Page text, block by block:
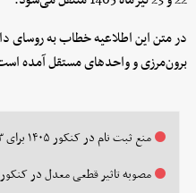
در متن این اطلاعیه خطاب به روسای
برون‌مرزی و واحدهای مستقل آمده
منع ثبت نام در کنکور ۱۴۰۵ برای ۳ گروه از داوطلبان
مصوبه تاثیر قطعی معدل در